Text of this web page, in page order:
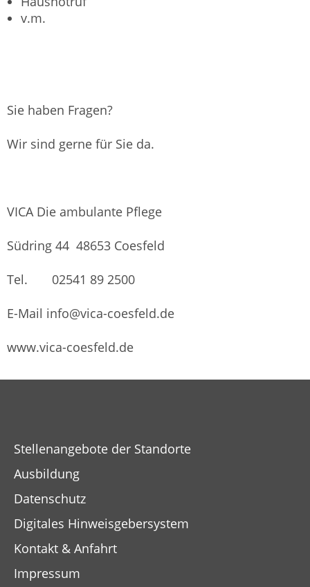
v.m.
Sie haben Fragen?
Wir sind gerne für Sie da.
VICA Die ambulante Pflege
Südring 44 48653 Coesfeld
Tel. 02541 89 2500
E-Mail info@vica-coesfeld.de
www.vica-coesfeld.de
Stellenangebote der Standorte
Ausbildung
Datenschutz
Digitales Hinweisgebersystem
Kontakt & Anfahrt
Impressum